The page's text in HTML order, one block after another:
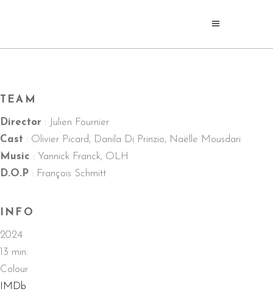
TEAM
Director : Julien Fournier
Cast : Olivier Picard, Danila Di Prinzio, Naëlle Mousdari
Music : Yannick Franck, OLH
D.O.P : François Schmitt
INFO
2024
13 min.
Colour
IMDb